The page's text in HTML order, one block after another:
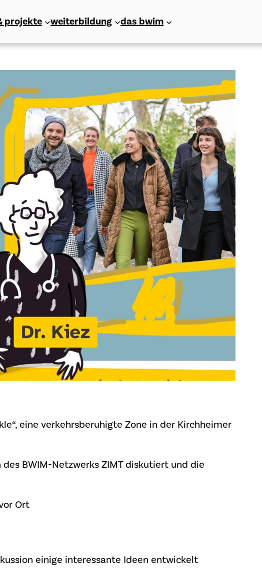
projekte weiterbildung das bwim
eine verkehrsberuhigte Zone in der Kirchheimer
BWIM-Netzwerks ZIMT diskutiert und die
Ort
einige interessante Ideen entwickelt